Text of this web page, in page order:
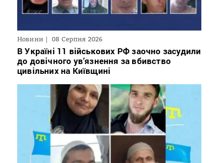
Новини 08 Серпня 2026
В Україні 11 військових РФ заочно засудили
до довічного ув’язнення за вбивство
цивільних на Київщині